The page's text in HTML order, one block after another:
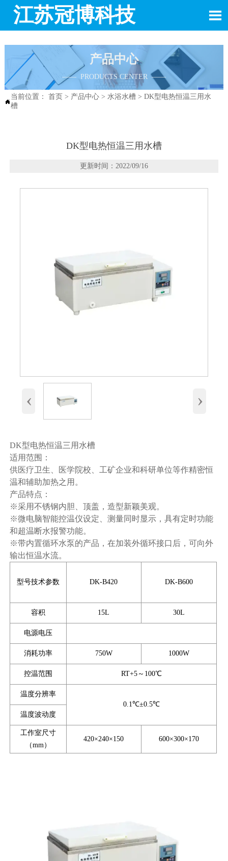
江苏冠博科技 
产品中心
—— PRODUCTS CENTER ——

当前位置： 首页 > 产品中心> 水浴水槽> DK型电热恒温三用水
槽
DK型电热恒温三用水槽
更新时间：2022/09/16
‹ ›
DK型电热恒温三用水槽
适用范围：
供医疗卫生、医学院校、工矿企业和科研单位等作精密恒
温和辅助加热之用。
产品特点：
※采用不锈钢内胆、顶盖，造型新颖美观。
※微电脑智能控温仪设定、测量同时显示，具有定时功能
和超温断水报警功能。
※带内置循环水泵的产品，在加装外循环接口后，可向外
输出恒温水流。
型号技术参数 DK-B420 DK-B600
容积 15L 30L
电源电压
消耗功率 750W 1000W
控温范围 RT+5～100℃
温度分辨率
0.1℃±0.5℃
温度波动度
工作室尺寸
（mm）
420×240×150 600×300×170